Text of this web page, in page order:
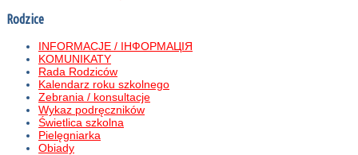
Rodzice
INFORMACJE / ІНФОРМАЦІЯ
KOMUNIKATY
Rada Rodziców
Kalendarz roku szkolnego
Zebrania / konsultacje
Wykaz podręczników
Świetlica szkolna
Pielęgniarka
Obiady